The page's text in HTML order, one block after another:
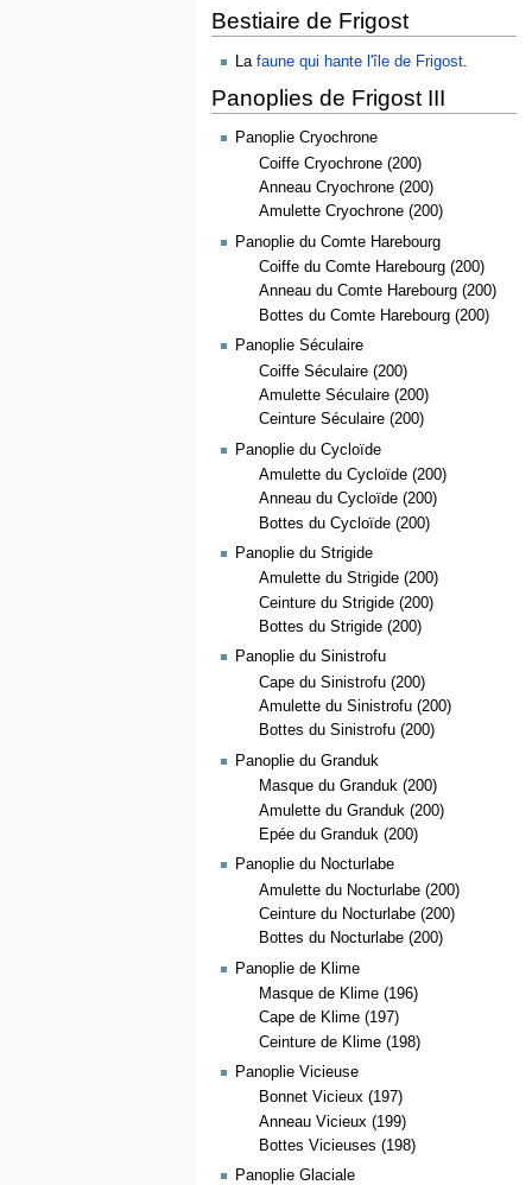
Bestiaire de Frigost
Lafaune qui hante l'île de Frigost.
Panoplies de Frigost III
Panoplie Cryochrone
Coiffe Cryochrone (200)
Anneau Cryochrone (200)
Amulette Cryochrone (200)
Panoplie du Comte Harebourg
Coiffe du Comte Harebourg (200)
Anneau du Comte Harebourg (200)
Bottes du Comte Harebourg (200)
Panoplie Séculaire
Coiffe Séculaire (200)
Amulette Séculaire (200)
Ceinture Séculaire (200)
Panoplie du Cycloïde
Amulette du Cycloïde (200)
Anneau du Cycloïde (200)
Bottes du Cycloïde (200)
Panoplie du Strigide
Amulette du Strigide (200)
Ceinture du Strigide (200)
Bottes du Strigide (200)
Panoplie du Sinistrofu
Cape du Sinistrofu (200)
Amulette du Sinistrofu (200)
Bottes du Sinistrofu (200)
Panoplie du Granduk
Masque du Granduk (200)
Amulette du Granduk (200)
Epée du Granduk (200)
Panoplie du Nocturlabe
Amulette du Nocturlabe (200)
Ceinture du Nocturlabe (200)
Bottes du Nocturlabe (200)
Panoplie de Klime
Masque de Klime (196)
Cape de Klime (197)
Ceinture de Klime (198)
Panoplie Vicieuse
Bonnet Vicieux (197)
Anneau Vicieux (199)
Bottes Vicieuses (198)
Panoplie Glaciale